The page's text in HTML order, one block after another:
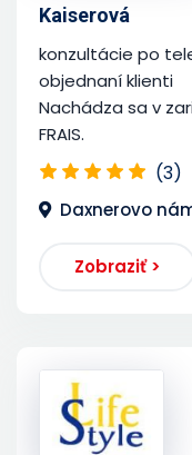
Kaiserová
konzultácie po
objednaní klienti
Nachádza sa v
FRAIS.
(3)
Daxnerovo
Zobraziť >